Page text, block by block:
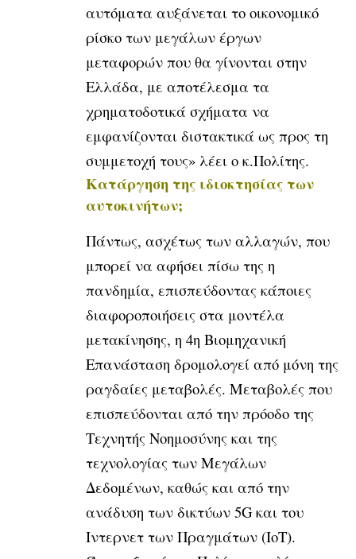
αυτόματα αυξάνεται το οικονομικό
ρίσκο των μεγάλων έργων
μεταφορών που θα γίνονται στην
Ελλάδα, με αποτέλεσμα τα
χρηματοδοτικά σχήματα να
εμφανίζονται διστακτικά ως προς τη
συμμετοχή τους» λέει ο κ.Πολίτης.
Κατάργηση της ιδιοκτησίας των
αυτοκινήτων;
Πάντως, ασχέτως των αλλαγών, που
μπορεί να αφήσει πίσω της η
πανδημία, επισπεύδοντας κάποιες
διαφοροποιήσεις στα μοντέλα
μετακίνησης, η 4η Βιομηχανική
Επανάσταση δρομολογεί από μόνη της
ραγδαίες μεταβολές. Μεταβολές που
επισπεύδονται από την πρόοδο της
Τεχνητής Νοημοσύνης και της
τεχνολογίας των Μεγάλων
Δεδομένων, καθώς και από την
ανάδυση των δικτύων 5G και του
Ιντερνετ των Πραγμάτων (ΙοΤ).